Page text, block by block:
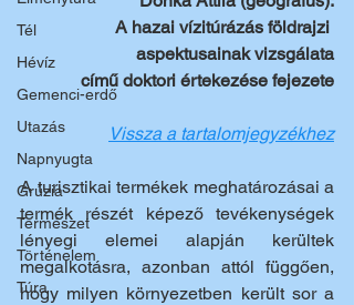
Tél
Hévíz
Gemenci-erdő
Utazás
Napnyugta
Grúzia
Természet
Történelem
Túra
A hazai vízitúrázás földrajzi
aspektusainak vizsgálata
című doktori értekezése fejezete
Vissza a tartalomjegyzékhez
A turisztikai termékek meghatározásai a
termék részét képező tevékenységek
lényegi elemei alapján kerültek
megalkotásra, azonban attól függően,
hogy milyen környezetben került sor a